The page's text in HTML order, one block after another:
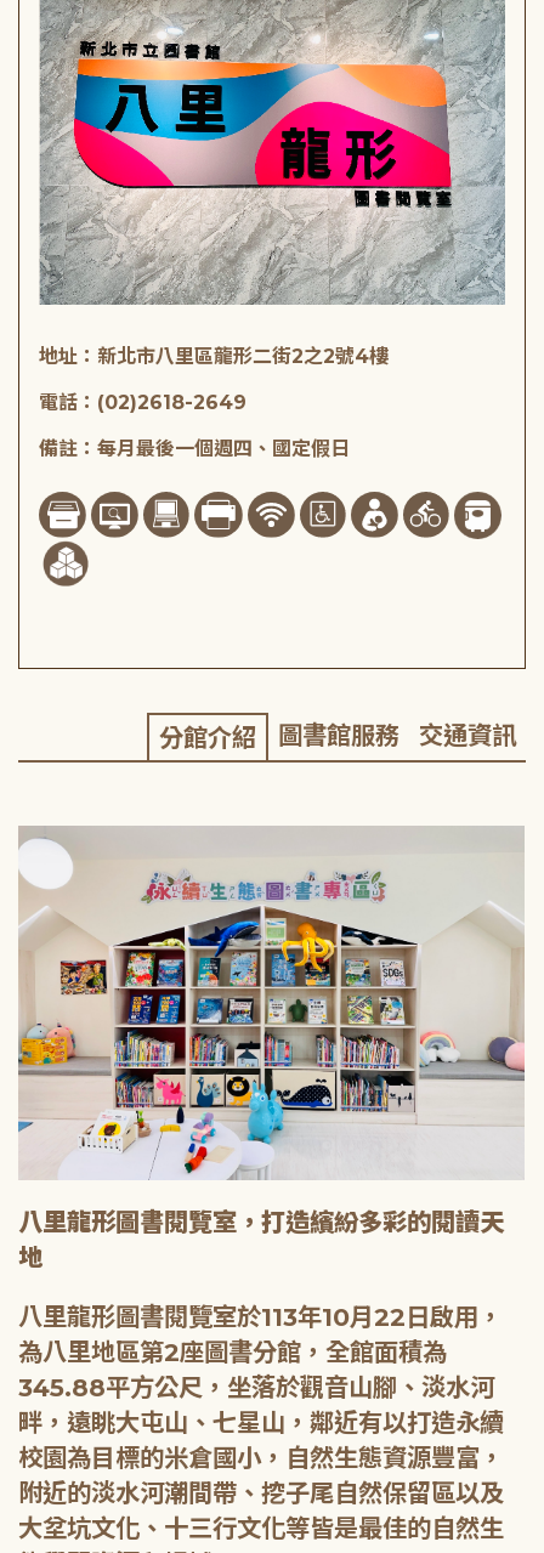
地址：新北市八里區龍形二街2之2號4樓
電話：(02)2618-2649
備註：每月最後一個週四、國定假日
分館介紹 圖書館服務 交通資訊
八里龍形圖書閱覽室，打造繽紛多彩的閱讀天
地
八里龍形圖書閱覽室於113年10月22日啟用，
為八里地區第2座圖書分館，全館面積為
345.88平方公尺，坐落於觀音山腳、淡水河
畔，遠眺大屯山、七星山，鄰近有以打造永續
校園為目標的米倉國小，自然生態資源豐富，
附近的淡水河潮間帶、挖子尾自然保留區以及
大坌坑文化、十三行文化等皆是最佳的自然生